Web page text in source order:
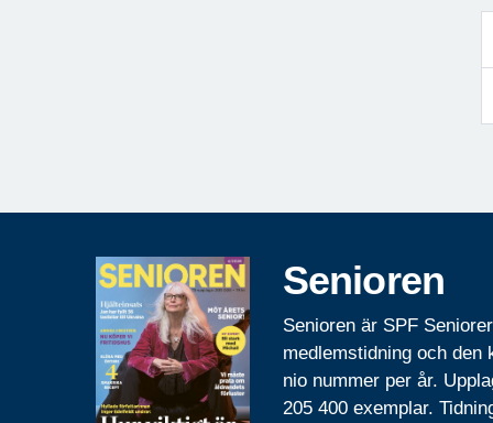
Senioren
Senioren är SPF
medlemstidning och den
nio nummer per år.
205 400 exemplar.